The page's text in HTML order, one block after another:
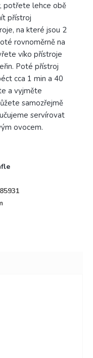
potřete lehce obě
přístroj
na které jsou 2
rovnoměrně na
víko přístroje
Poté přístroj
cca 1 min a 40
a vyjměte
samozřejmě
servírovat
ovocem.
z 5 hvězdiček.